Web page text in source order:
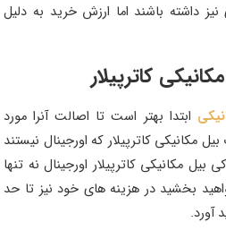
نیز داشته باشند اما ارزش خرید به دلیل
کاترپیلار
ابتدا بهتر است تا اصالت آنرا مورد
مکانیکی کاترپیلار که اورجینال نیستند
بیل مکانیکی کاترپیلار اورجینال نه تنها
بخشید در هزینه های خود نیز تا حد
آورد.